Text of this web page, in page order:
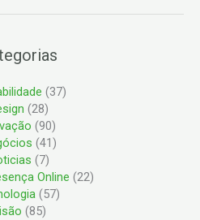
(37)
(28)
(90)
(41)
(7)
Online (22)
(57)
(85)